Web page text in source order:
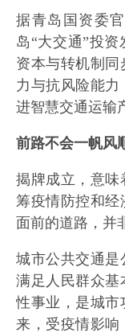
据青岛国资委
岛“大交通”投资
资本与转机制
力与抗风险能
进智慧交通运输
前路不会一帆风
揭牌成立，意
筹疫情防控和经
面前的道路，并
城市公共交通是
满足人民群众基
性事业，是城市
来，受疫情影响